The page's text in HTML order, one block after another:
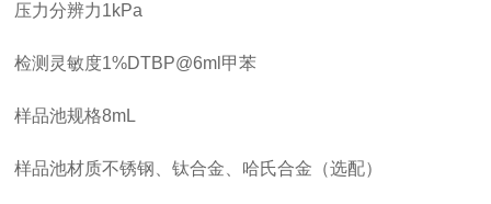
压力分辨力1kPa
检测灵敏度1%DTBP@6ml甲苯
样品池规格8mL
样品池材质不锈钢、钛合金、哈氏合金（选配）